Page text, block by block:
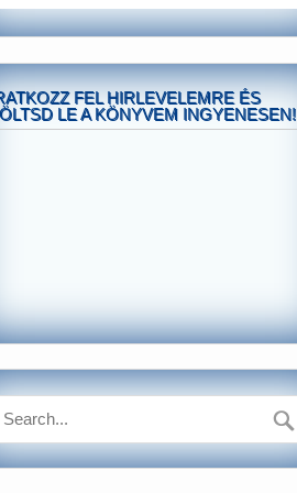
FEL HIRLEVELEMRE ÉS
LE A KÖNYVEM INGYENESEN!